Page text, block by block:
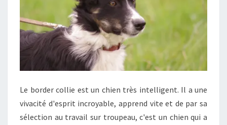
Le border collie est un chien très intelligent. Il a une
vivacité d'esprit incroyable, apprend vite et de par sa
sélection au travail sur troupeau, c'est un chien qui a